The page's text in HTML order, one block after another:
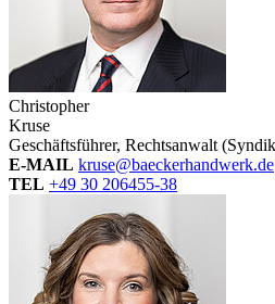
Christopher
Kruse
Geschäftsführer, Rechtsanwalt
E-MAIL kruse@baeckerhandwerk.de
TEL +49 30 206455-38